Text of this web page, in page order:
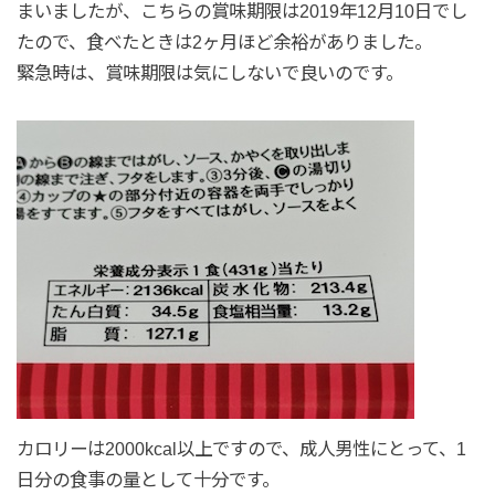
まいましたが、こちらの賞味期限は2019年12月10日でし
たので、食べたときは2ヶ月ほど余裕がありました。
緊急時は、賞味期限は気にしないで良いのです。
カロリーは2000kcal以上ですので、成人男性にとって、1
日分の食事の量として十分です。